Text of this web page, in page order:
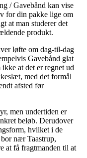
/ Gavebånd kan vise
for din pakke lige om
at man studerer det
produkt.
løfte om dag-til-dag
Gavebånd glat
at det er regnet ud
med det formål
afsted før
men undertiden er
beløb. Derudover
hvilket i de
nær Taastrup,
at få fragtmanden til at